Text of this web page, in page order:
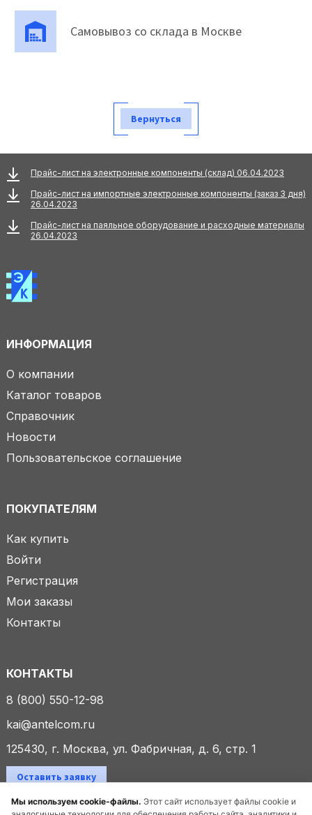
Мы используем cookie-файлы. Этот сайт использует файлы cookie и
Самовывоз со склада в Москве
Вернуться
Прайс-лист на электронные компоненты (склад) 06.04.2023
Прайс-лист на импортные электронные компоненты (заказ 3 дня)
26.04.2023
Прайс-лист на паяльное оборудование и расходные материалы
26.04.2023
ИНФОРМАЦИЯ
О компании
Каталог товаров
Справочник
Новости
Пользовательское соглашение
ПОКУПАТЕЛЯМ
Как купить
Войти
Регистрация
Мои заказы
Контакты
КОНТАКТЫ
8 (800) 550-12-98
kai@antelcom.ru
125430, г. Москва, ул. Фабричная, д. 6, стр. 1
Оставить заявку